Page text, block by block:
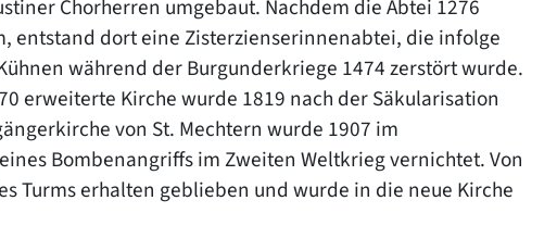
Chorherren umgebaut. Nachdem die Abtei 1276
entstand dort eine Zisterzienserinnenabtei, die infolge
während der Burgunderkriege 1474 zerstört wurde.
erweiterte Kirche wurde 1819 nach der Säkularisation
von St. Mechtern wurde 1907 im
Bombenangriffs im Zweiten Weltkrieg vernichtet. Von
Turms erhalten geblieben und wurde in die neue Kirche